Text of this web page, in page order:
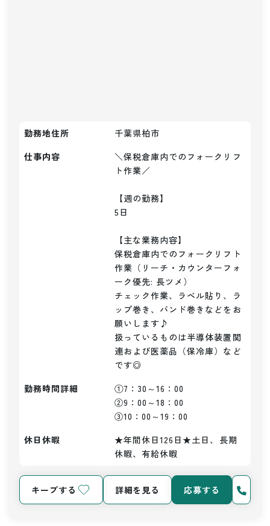
勤務地住所
千葉県柏市
仕事内容
＼保税倉庫内でのフォークリフ
ト作業／
【週の勤務】
5日
【主な業務内容】
保税倉庫内でのフォークリフト
作業（リーチ・カウンターフォ
ーク優先: 長ツメ）
チェック作業、ラベル貼り、ラ
ップ巻き、バンド巻きなどをお
願いします♪
扱っているものは半導体装置関
連および医薬品（保冷庫）など
です◎
勤務時間詳細
①7：30～16：00
②9：00～18：00
③10：00～19：00
休日休暇
★年間休日126日★土日、長期
休暇、有給休暇
キープする 詳細を見る 応募する